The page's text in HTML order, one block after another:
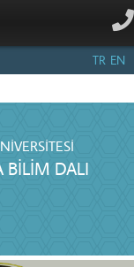
TR EN
BILIM DALI